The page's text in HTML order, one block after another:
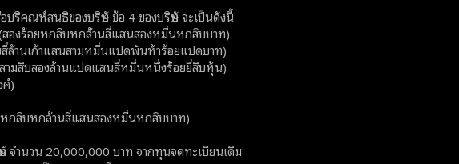
ริคณห์สนธิของบริษัท ข้อ 4 ของบริษัท จะเป็นดังนี้
ร้อยหกสิบหกล้านสี่แสนสองหมื่นหกสิบบาท)
านเก้าแสนสามหมื่นแปดพันห้าร้อยแปดบาท)
งล้านแปดแสนสี่หมื่นหนึ่งร้อยยี่สิบหุ้น)
)
ล้านสี่แสนสองหมื่นหกสิบบาท)
นวน 20,000,000 บาท จากทุนจดทะเบียนเดิม